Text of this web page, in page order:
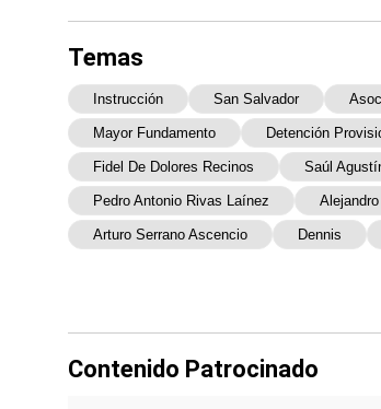
Temas
Instrucción San Salvador
Mayor Fundamento Detención
Fidel De Dolores Recinos Saúl
Pedro Antonio Rivas Laínez
Arturo Serrano Ascencio Dennis
Contenido Patrocinado